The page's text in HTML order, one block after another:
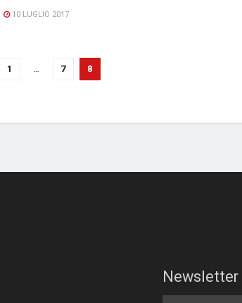
10 LUGLIO 2017
1 … 7 8
Newsletter